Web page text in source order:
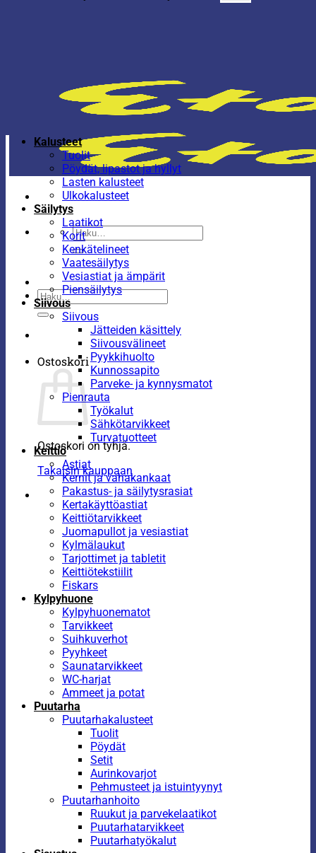
Etsi:
Etsi:
Ostoskori
Ostoskori on tyhjä.
Takaisin kauppaan
Kalusteet
Tuolit
Pöydät, lipastot ja hyllyt
Lasten kalusteet
Ulkokalusteet
Säilytys
Laatikot
Korit
Kenkätelineet
Vaatesäilytys
Vesiastiat ja ämpärit
Piensäilytys
Siivous
Siivous
Jätteiden käsittely
Siivousvälineet
Pyykkihuolto
Kunnossapito
Parveke- ja kynnysmatot
Pienrauta
Työkalut
Sähkötarvikkeet
Turvatuotteet
Keittiö
Astiat
Kernit ja vahakankaat
Pakastus- ja säilytysrasiat
Kertakäyttöastiat
Keittiötarvikkeet
Juomapullot ja vesiastiat
Kylmälaukut
Tarjottimet ja tabletit
Keittiötekstiilit
Fiskars
Kylpyhuone
Kylpyhuonematot
Tarvikkeet
Suihkuverhot
Pyyhkeet
Saunatarvikkeet
WC-harjat
Ammeet ja potat
Puutarha
Puutarhakalusteet
Tuolit
Pöydät
Setit
Aurinkovarjot
Pehmusteet ja istuintyynyt
Puutarhanhoito
Ruukut ja parvekelaatikot
Puutarhatarvikkeet
Puutarhatyökalut